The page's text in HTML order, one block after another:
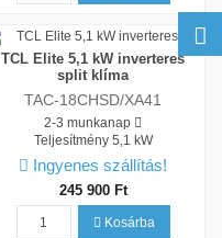
TCL Elite 5,1 kW inverteres
split klíma
TAC-18CHSD/XA41
2-3 munkanap
Teljesítmény 5,1 kW
Ingyenes szállítás!
245 900 Ft
Kosárba